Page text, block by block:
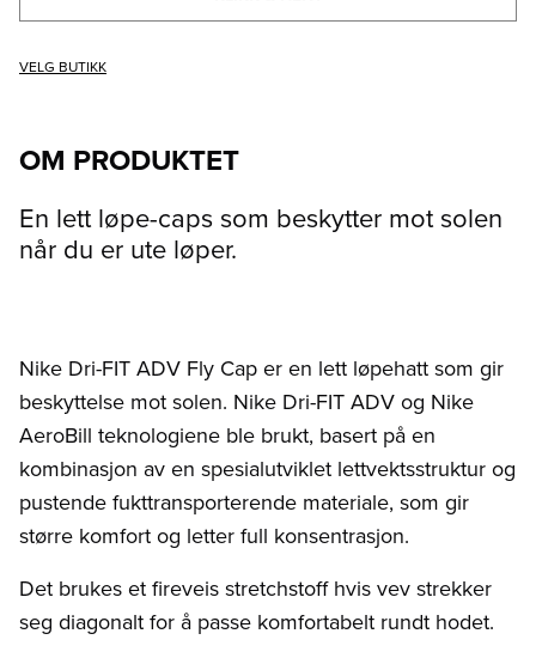
VELG BUTIKK
OM PRODUKTET
En lett løpe-caps som beskytter mot solen
når du er ute løper.
Nike Dri-FIT ADV Fly Cap er en lett løpehatt som gir
beskyttelse mot solen. Nike Dri-FIT ADV og Nike
AeroBill teknologiene ble brukt, basert på en
kombinasjon av en spesialutviklet lettvektsstruktur og
pustende fukttransporterende materiale, som gir
større komfort og letter full konsentrasjon.
Det brukes et fireveis stretchstoff hvis vev strekker
seg diagonalt for å passe komfortabelt rundt hodet.